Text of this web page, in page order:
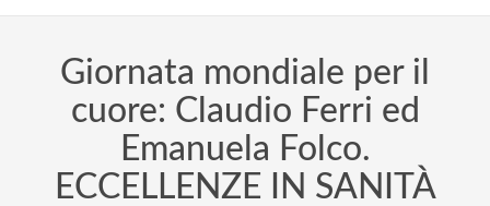
Giornata mondiale per il
cuore: Claudio Ferri ed
Emanuela Folco.
ECCELLENZE IN SANITÀ